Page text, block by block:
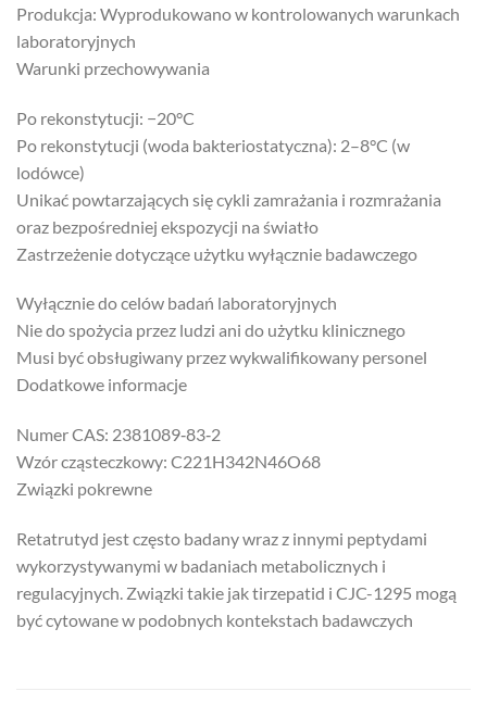
Produkcja: Wyprodukowano w kontrolowanych warunkach
laboratoryjnych
Warunki przechowywania
Po rekonstytucji: −20°C
Po rekonstytucji (woda bakteriostatyczna): 2–8°C (w
lodówce)
Unikać powtarzających się cykli zamrażania i rozmrażania
oraz bezpośredniej ekspozycji na światło
Zastrzeżenie dotyczące użytku wyłącznie badawczego
Wyłącznie do celów badań laboratoryjnych
Nie do spożycia przez ludzi ani do użytku klinicznego
Musi być obsługiwany przez wykwalifikowany personel
Dodatkowe informacje
Numer CAS: 2381089‑83‑2
Wzór cząsteczkowy: C221H342N46O68
Związki pokrewne
Retatrutyd jest często badany wraz z innymi peptydami
wykorzystywanymi w badaniach metabolicznych i
regulacyjnych. Związki takie jak tirzepatid i CJC-1295 mogą
być cytowane w podobnych kontekstach badawczych